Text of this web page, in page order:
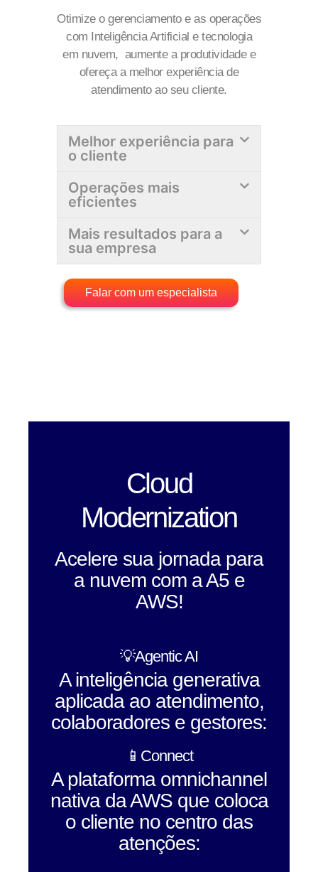
Otimize o gerenciamento e as operações
com Inteligência Artificial e tecnologia
em nuvem, aumente a produtividade e
ofereça a melhor experiência de
atendimento ao seu cliente.
Melhor experiência para
o cliente
Operações mais
eficientes
Mais resultados para a
sua empresa
Falar com um especialista
Cloud
Modernization
Acelere sua jornada para
a nuvem com a A5 e
AWS!
💡Agentic AI
A inteligência generativa
aplicada ao atendimento,
colaboradores e gestores:
📱Connect
A plataforma omnichannel
nativa da AWS que coloca
o cliente no centro das
atenções: